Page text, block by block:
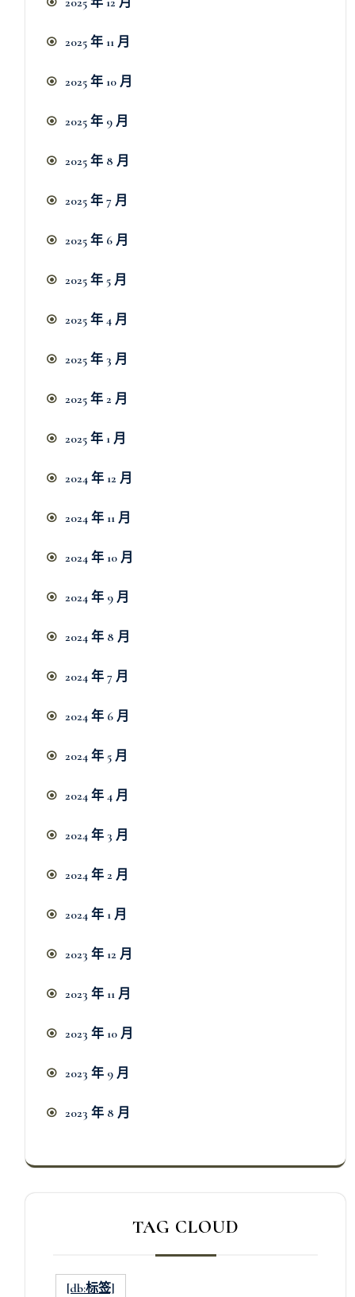
2025 年 11 月
2025 年 10 月
2025 年 9 月
2025 年 8 月
2025 年 7 月
2025 年 6 月
2025 年 5 月
2025 年 4 月
2025 年 3 月
2025 年 2 月
2025 年 1 月
2024 年 12 月
2024 年 11 月
2024 年 10 月
2024 年 9 月
2024 年 8 月
2024 年 7 月
2024 年 6 月
2024 年 5 月
2024 年 4 月
2024 年 3 月
2024 年 2 月
2024 年 1 月
2023 年 12 月
2023 年 11 月
2023 年 10 月
2023 年 9 月
2023 年 8 月
TAG CLOUD
[db:标签]